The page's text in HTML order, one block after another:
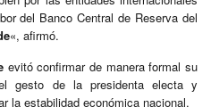
del Banco Central de Reserva del
«, afirmó.
evitó confirmar de manera formal su
gesto de la presidenta electa y
la estabilidad económica nacional.